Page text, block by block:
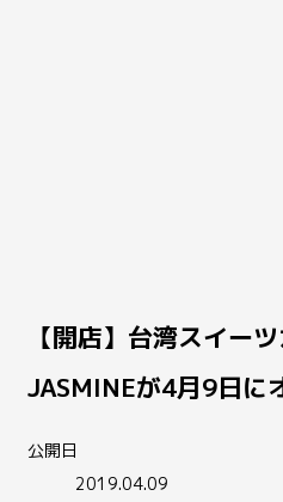
【開店】台湾スイー
JASMINEが4月9日に
公開日
2019.04.09